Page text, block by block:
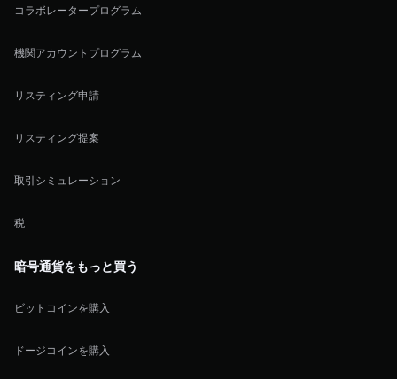
コラボレータープログラム
機関アカウントプログラム
リスティング申請
リスティング提案
取引シミュレーション
税
暗号通貨をもっと買う
ビットコインを購入
ドージコインを購入